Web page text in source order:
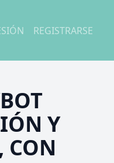
REGISTRARSE
Y
CON